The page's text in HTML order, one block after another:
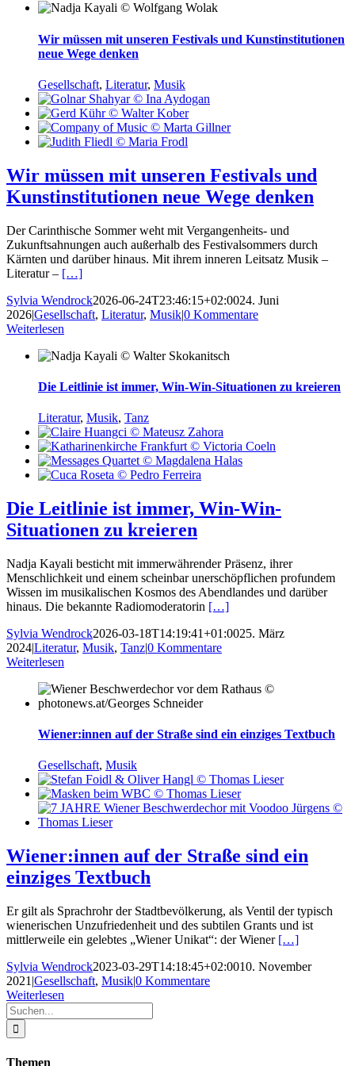
Wir müssen mit unseren Festivals und Kunstinstitutionen
neue Wege denken
Gesellschaft, Literatur, Musik
Wir müssen mit unseren Festivals und
Kunstinstitutionen neue Wege denken
Der Carinthische Sommer weht mit Vergangenheits- und
Zukunftsahnungen auch außerhalb des Festivalsommers durch
Kärnten und darüber hinaus. Mit ihrem inneren Leitsatz Musik –
Literatur – […]
Sylvia Wendrock2026-06-24T23:46:15+02:0024. Juni
2026|Gesellschaft, Literatur, Musik|0 Kommentare
Weiterlesen
Die Leitlinie ist immer, Win-Win-Situationen zu kreieren
Literatur, Musik, Tanz
Die Leitlinie ist immer, Win-Win-
Situationen zu kreieren
Nadja Kayali besticht mit immerwährender Präsenz, ihrer
Menschlichkeit und einem scheinbar unerschöpflichen profundem
Wissen im musikalischen Kosmos des Abendlandes und darüber
hinaus. Die bekannte Radiomoderatorin […]
Sylvia Wendrock2026-03-18T14:19:41+01:0025. März
2024|Literatur, Musik, Tanz|0 Kommentare
Weiterlesen
Wiener:innen auf der Straße sind ein einziges Textbuch
Gesellschaft, Musik
Wiener:innen auf der Straße sind ein
einziges Textbuch
Er gilt als Sprachrohr der Stadtbevölkerung, als Ventil der typisch
wienerischen Unzufriedenheit und des subtilen Grants und ist
mittlerweile ein gelebtes „Wiener Unikat“: der Wiener […]
Sylvia Wendrock2023-03-29T14:18:45+02:0010. November
2021 |Gesellschaft, Musik|0 Kommentare
Weiterlesen
Suche
nach:
Themen